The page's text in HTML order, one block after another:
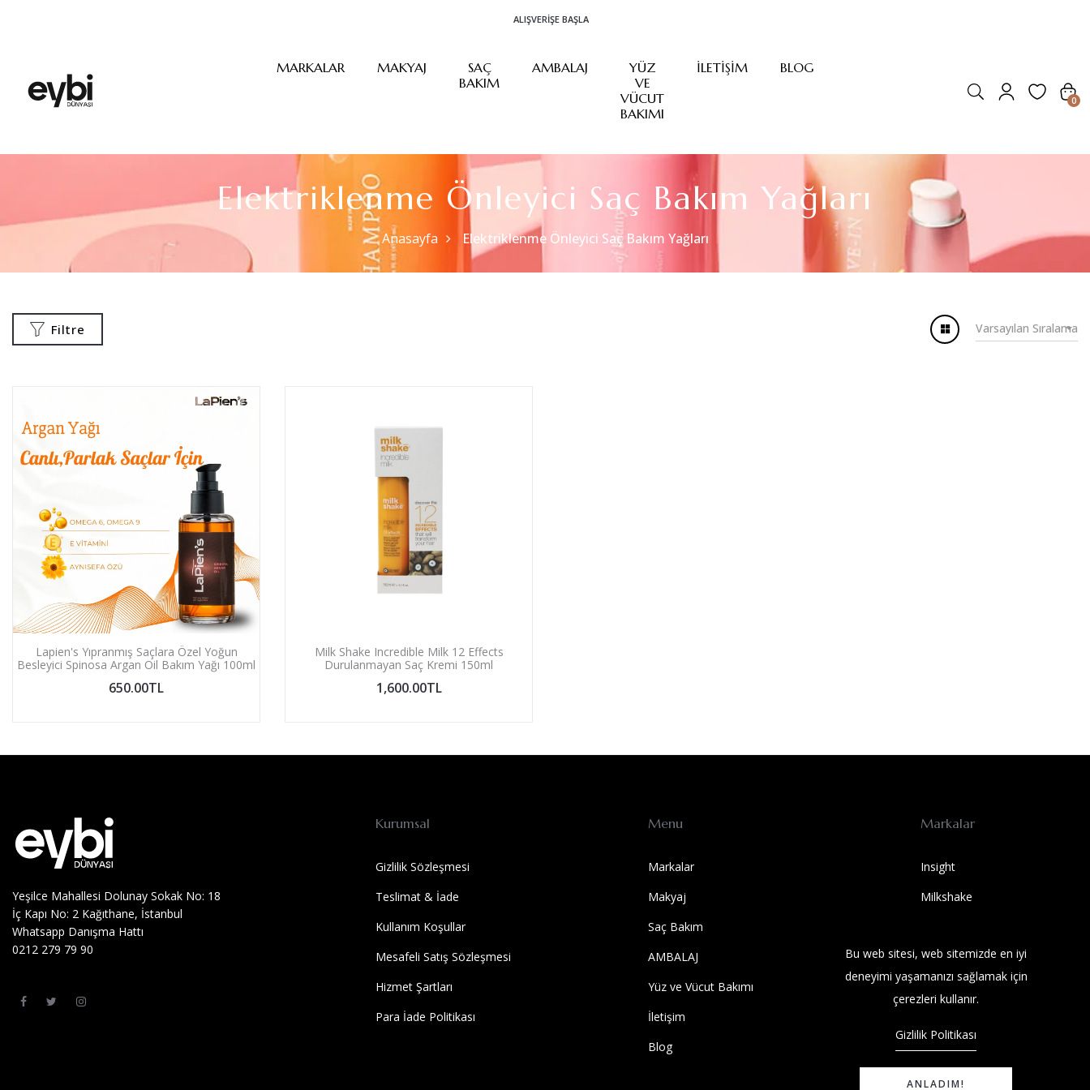
ALIŞVERIŞE BAŞLA
MARKALAR MAKYAJ
SAÇ
BAKIM
AMBALAJ
YÜZ
VE
VÜCUT
BAKIMI
İLETIŞIM BLOG
0
Elektriklenme Önleyici Saç Bakım Yağları
Anasayfa Elektriklenme Önleyici Saç Bakım Yağları
Filtre Varsayılan Sıralama
Lapien's Yıpranmış Saçlara Özel Yoğun
Besleyici Spinosa Argan Oil Bakım Yağı 100ml
650.00TL
Milk Shake Incredible Milk 12 Effects
Durulanmayan Saç Kremi 150ml
1,600.00TL
Yeşilce Mahallesi Dolunay Sokak No: 18
İç Kapı No: 2 Kağıthane, İstanbul
Whatsapp Danışma Hattı
0212 279 79 90
Kurumsal
Gizlilik Sözleşmesi
Teslimat & İade
Kullanım Koşullar
Mesafeli Satış Sözleşmesi
Hizmet Şartları
Para İade Politikası
Menu
Markalar
Makyaj
Saç Bakım
AMBALAJ
Yüz ve Vücut Bakımı
İletişim
Blog
Markalar
Insight
Milkshake
Wet Brush
SOLUTIONS BEST
Bu web sitesi, web sitemizde en iyi
deneyimi yaşamanızı sağlamak için
çerezleri kullanır.
Gizlilik Politikası
ANLADIM!